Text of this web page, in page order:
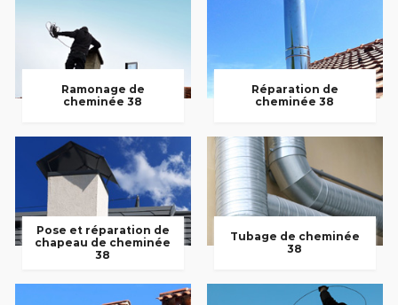
Ramonage de
cheminée 38
Réparation de
cheminée 38
Pose et réparation de
chapeau de cheminée
38
Tubage de cheminée
38